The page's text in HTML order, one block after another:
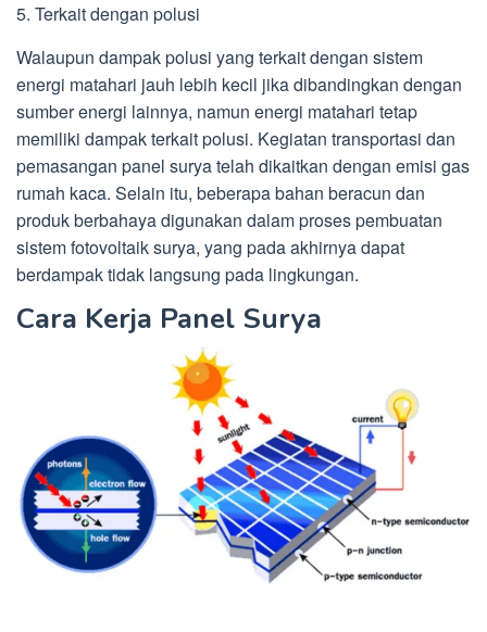
5. Terkait dengan polusi
Walaupun dampak polusi yang terkait dengan sistem
energi matahari jauh lebih kecil jika dibandingkan dengan
sumber energi lainnya, namun energi matahari tetap
memiliki dampak terkait polusi. Kegiatan transportasi dan
pemasangan panel surya telah dikaitkan dengan emisi gas
rumah kaca. Selain itu, beberapa bahan beracun dan
produk berbahaya digunakan dalam proses pembuatan
sistem fotovoltaik surya, yang pada akhirnya dapat
berdampak tidak langsung pada lingkungan.
Cara Kerja Panel Surya